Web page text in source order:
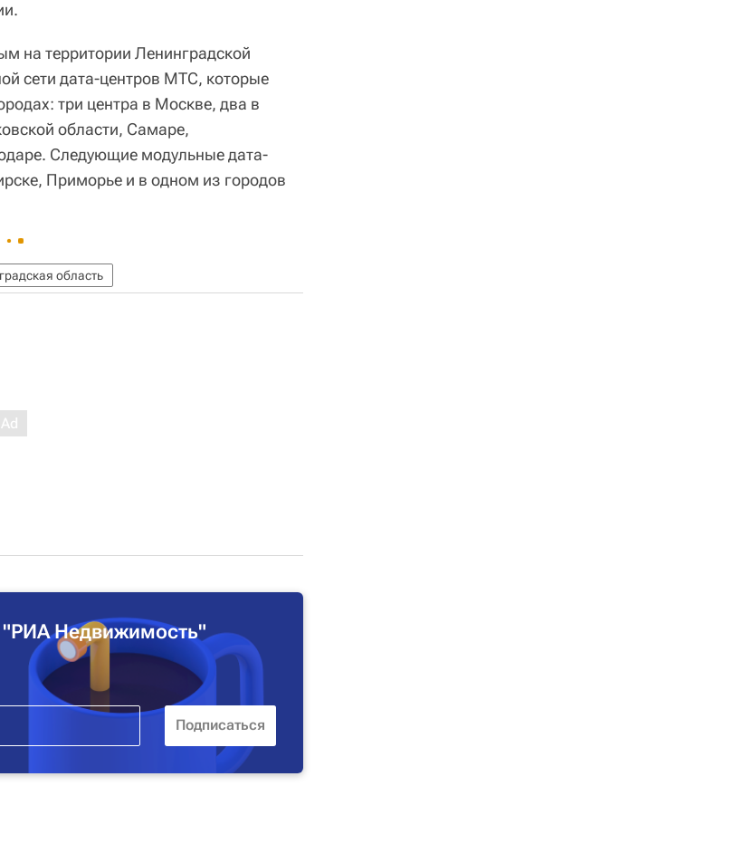
на территории Ленинградской
сети дата-центров МТС, которые
три центра в Москве, два в
области, Самаре,
Следующие модульные дата-
Приморье и в одном из городов
область
Недвижимость"